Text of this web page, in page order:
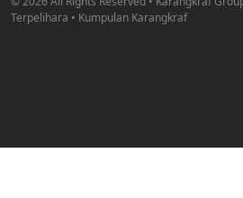
Terpelihara • Kumpulan Karangkraf